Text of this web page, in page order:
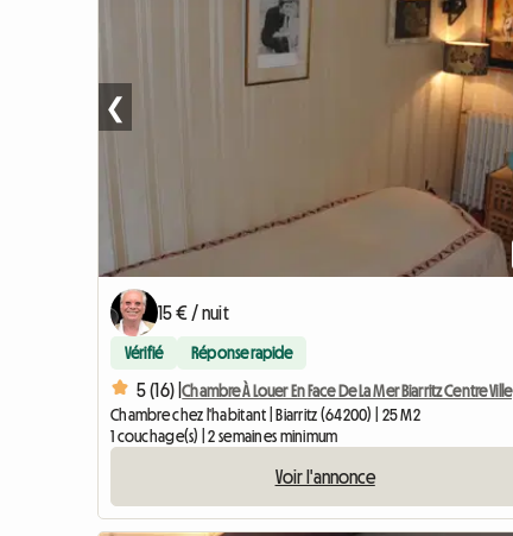
❮
15 € / nuit
Vérifié Réponse rapide
5 (16) |Chambre À Louer En Face De La Mer Biarritz Centre Ville
Chambre chez l'habitant | Biarritz (64200) | 25 M2
1 couchage(s) | 2 semaines minimum
Voir l'annonce